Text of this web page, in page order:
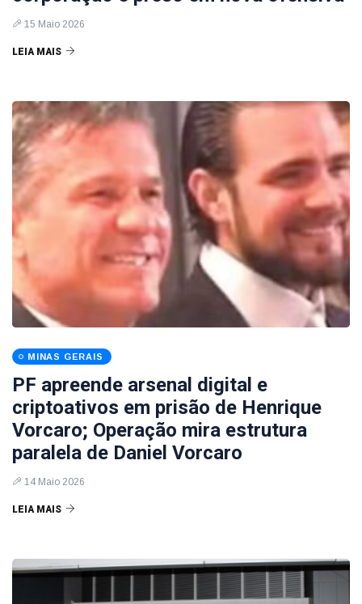
15 Maio 2026
LEIA MAIS
MINAS GERAIS
PF apreende arsenal digital e
criptoativos em prisão de Henrique
Vorcaro; Operação mira estrutura
paralela de Daniel Vorcaro
14 Maio 2026
LEIA MAIS